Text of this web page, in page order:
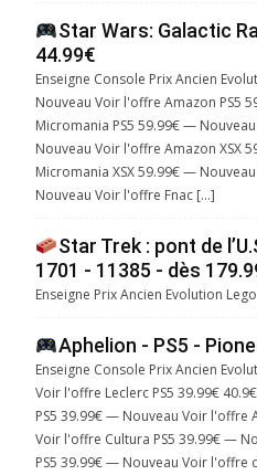
Star Wars: Galactic
44.99€
Enseigne Console Prix Ancien
Nouveau Voir l'offre Amazon PS5
Micromania PS5 59.99€ —
Nouveau Voir l'offre Amazon XSX
Micromania XSX 59.99€ —
Nouveau Voir l'offre Fnac […]
Star Trek : pont de
1701 - 11385 - dès
Enseigne Prix Ancien Evolution
Aphelion - PS5 -
Enseigne Console Prix Ancien
Voir l'offre Leclerc PS5 39.99€
PS5 39.99€ — Nouveau Voir l'offre
Voir l'offre Cultura PS5 39.99€ —
PS5 39.99€ — Nouveau Voir l'offre